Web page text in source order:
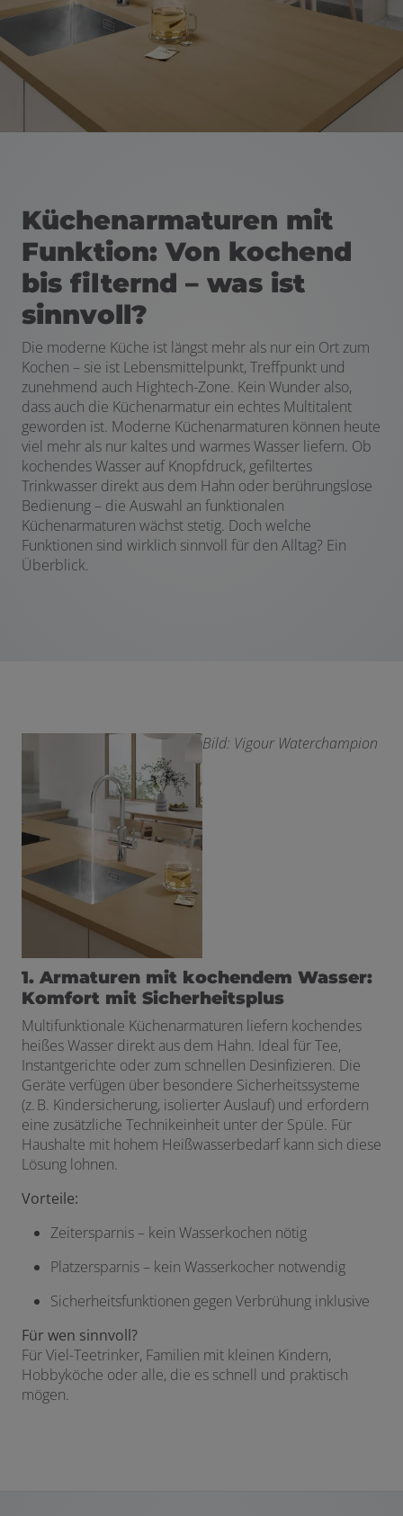
Küchenarmaturen mit
Funktion: Von kochend
bis filternd – was ist
sinnvoll?
Die moderne Küche ist längst mehr als nur ein Ort zum
Kochen – sie ist Lebensmittelpunkt, Treffpunkt und
zunehmend auch Hightech-Zone. Kein Wunder also,
dass auch die Küchenarmatur ein echtes Multitalent
geworden ist. Moderne Küchenarmaturen können heute
viel mehr als nur kaltes und warmes Wasser liefern. Ob
kochendes Wasser auf Knopfdruck, gefiltertes
Trinkwasser direkt aus dem Hahn oder berührungslose
Bedienung – die Auswahl an funktionalen
Küchenarmaturen wächst stetig. Doch welche
Funktionen sind wirklich sinnvoll für den Alltag? Ein
Überblick.
Bild: Vigour Waterchampion
1. Armaturen mit kochendem Wasser:
Komfort mit Sicherheitsplus
Multifunktionale Küchenarmaturen liefern kochendes
heißes Wasser direkt aus dem Hahn. Ideal für Tee,
Instantgerichte oder zum schnellen Desinfizieren. Die
Geräte verfügen über besondere Sicherheitssysteme
(z. B. Kindersicherung, isolierter Auslauf) und erfordern
eine zusätzliche Technikeinheit unter der Spüle. Für
Haushalte mit hohem Heißwasserbedarf kann sich diese
Lösung lohnen.
Vorteile:
Zeitersparnis – kein Wasserkochen nötig
Platzersparnis – kein Wasserkocher notwendig
Sicherheitsfunktionen gegen Verbrühung inklusive
Für wen sinnvoll?
Für Viel-Teetrinker, Familien mit kleinen Kindern,
Hobbyköche oder alle, die es schnell und praktisch
mögen.
und schließen